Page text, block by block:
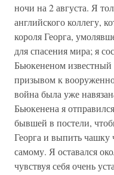
ночи на 2 августа. Я
английского коллегу,
короля Георга,
для спасения мира; я
Бьюкененом известный
призывом к
война была уже
Бьюкенена я
бывшей в постели,
Георга и выпить чашку
самому. Я оставался
чувствуя себя очень